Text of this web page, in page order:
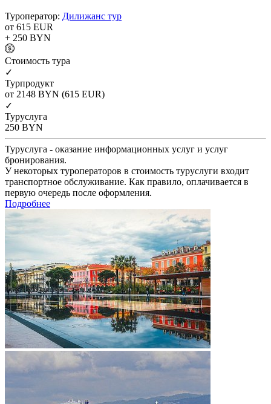
Туроператор: Дилижанс тур
от 615 EUR
+ 250 BYN
Cтоимость тура
✓
Турпродукт
от 2148 BYN (615 EUR)
✓
Туруслуга
250 BYN
Туруслуга - оказание информационных услуг и услуг
бронирования.
У некоторых туроператоров в стоимость туруслуги входит
транспортное обслуживание. Как правило, оплачивается в
первую очередь после оформления.
Подробнее